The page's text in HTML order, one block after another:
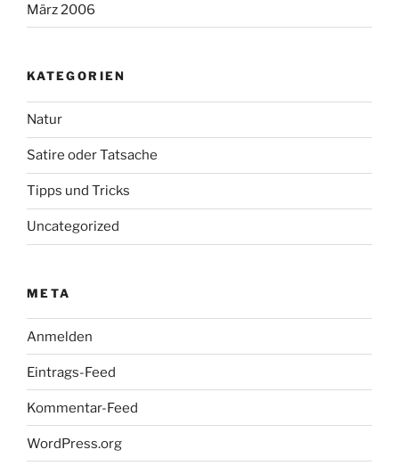
März 2006
KATEGORIEN
Natur
Satire oder Tatsache
Tipps und Tricks
Uncategorized
META
Anmelden
Eintrags-Feed
Kommentar-Feed
WordPress.org